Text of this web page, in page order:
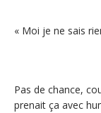
« Moi je ne sais
Pas de chance,
prenait ça avec